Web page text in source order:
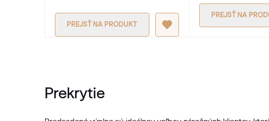
PREJSŤ NA PRODUKT
PREJSŤ NA
Prekrytie